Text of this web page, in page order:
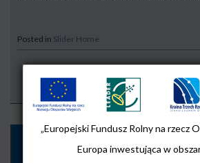
Posted in Slider Home
Jak dobrze napisać projekt Działaj
/
Przystań NGO!
„Europejski Fundusz Rolny na rzecz
Europa inwestująca w